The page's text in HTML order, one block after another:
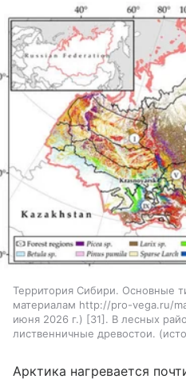
Территория Сибири. Основные
материалам http://pro-vega.ru/
июня 2026 г.) [31]. В лесных
лиственничные древостои.
Арктика нагревается